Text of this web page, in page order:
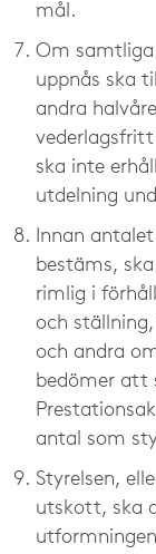
mål.
Om samtliga
uppnås ska
andra
ska inte
utdelning
Innan
bestäms,
rimlig i
och
och andra
bedömer att
antal som
Styrelsen,
utskott, ska